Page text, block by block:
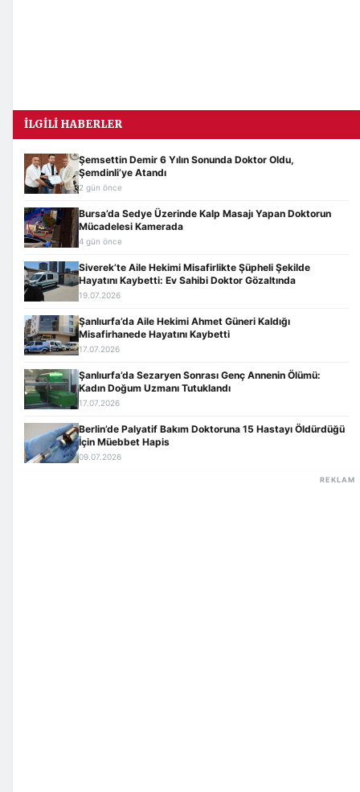
İLGILI HABERLER
Şemsettin Demir 6 Yılın Sonunda Doktor Oldu,
Şemdinli’ye Atandı
2 gün önce
Bursa’da Sedye Üzerinde Kalp Masajı Yapan Doktorun
Mücadelesi Kamerada
4 gün önce
Siverek’te Aile Hekimi Misafirlikte Şüpheli Şekilde
Hayatını Kaybetti: Ev Sahibi Doktor Gözaltında
19.07.2026
Şanlıurfa’da Aile Hekimi Ahmet Güneri Kaldığı
Misafirhanede Hayatını Kaybetti
17.07.2026
Şanlıurfa’da Sezaryen Sonrası Genç Annenin Ölümü:
Kadın Doğum Uzmanı Tutuklandı
17.07.2026
Berlin’de Palyatif Bakım Doktoruna 15 Hastayı Öldürdüğü
İçin Müebbet Hapis
09.07.2026
REKLAM